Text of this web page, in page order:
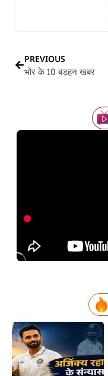
PREVIOUS
भोर के 10 बड़हन खबर